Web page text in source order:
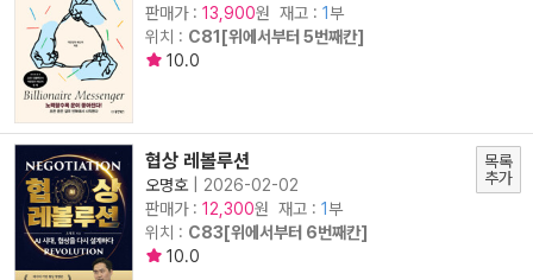
판매가 : 13,900원 재고 : 1부
위치 : C81[위에서부터 5번째칸]
10.0
협상 레볼루션
오명호
2026-02-02
판매가 : 12,300원 재고 : 1부
위치 : C83[위에서부터 6번째칸]
10.0
목록
추가